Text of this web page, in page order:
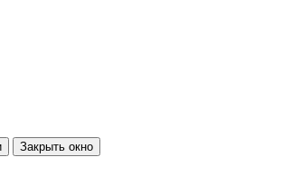
Закрыть окно